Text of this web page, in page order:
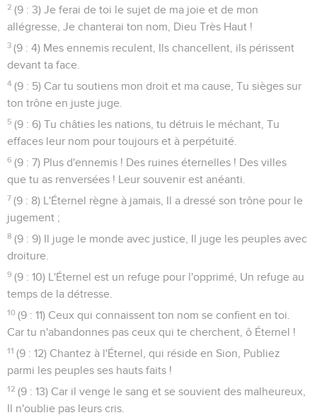
2 (9 : 3) Je ferai de toi le sujet de ma joie et de mon
allégresse, Je chanterai ton nom, Dieu Très Haut !
3 (9 : 4) Mes ennemis reculent, Ils chancellent, ils périssent
devant ta face.
4 (9 : 5) Car tu soutiens mon droit et ma cause, Tu sièges sur
ton trône en juste juge.
5 (9 : 6) Tu châties les nations, tu détruis le méchant, Tu
effaces leur nom pour toujours et à perpétuité.
6 (9 : 7) Plus d'ennemis ! Des ruines éternelles ! Des villes
que tu as renversées ! Leur souvenir est anéanti.
7 (9 : 8) L'Éternel règne à jamais, Il a dressé son trône pour le
jugement ;
8 (9 : 9) Il juge le monde avec justice, Il juge les peuples avec
droiture.
9 (9 : 10) L'Éternel est un refuge pour l'opprimé, Un refuge au
temps de la détresse.
10 (9 : 11) Ceux qui connaissent ton nom se confient en toi.
Car tu n'abandonnes pas ceux qui te cherchent, ô Éternel !
11 (9 : 12) Chantez à l'Éternel, qui réside en Sion, Publiez
parmi les peuples ses hauts faits !
12 (9 : 13) Car il venge le sang et se souvient des malheureux,
Il n'oublie pas leurs cris.